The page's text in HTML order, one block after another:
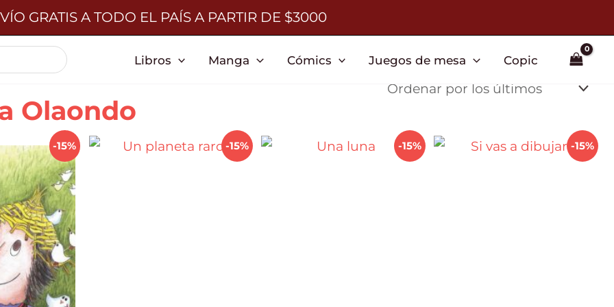
GRATIS A TODO EL PAÍS A PARTIR DE $3000
Libros Manga Cómics Juegos de mesa Copic
Olaondo
-15% -15% -15% -15%